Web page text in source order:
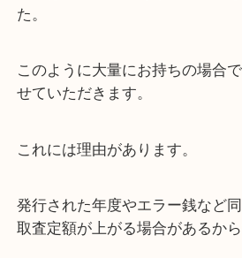
た海外発行の古いお金も買取
た。
このように大量にお持ちの場
せていただきます。